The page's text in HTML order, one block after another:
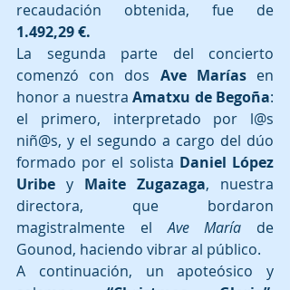
1.492,29 €.
La segunda parte del concierto
comenzó con dos Ave Marías en
honor a nuestra Amatxu de Begoña:
el primero, interpretado por l@s
niñ@s, y el segundo a cargo del dúo
formado por el solista Daniel López
Uribe y Maite Zugazaga, nuestra
directora, que bordaron
magistralmente el Ave María de
Gounod, haciendo vibrar al público.
A continuación, un apoteósico y